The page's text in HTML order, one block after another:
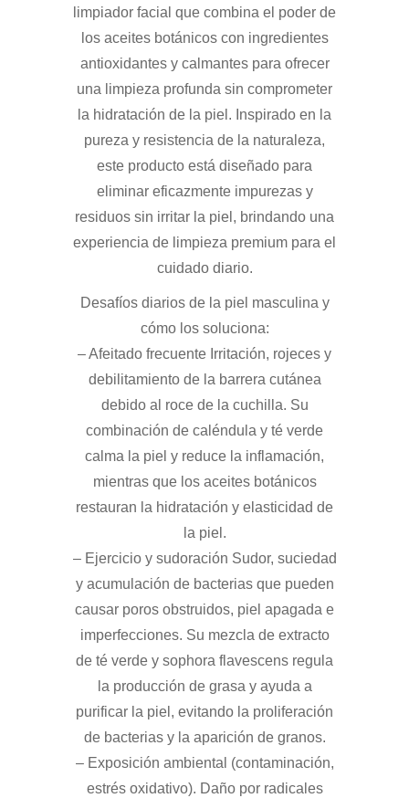
limpiador facial que combina el poder de
los aceites botánicos con ingredientes
antioxidantes y calmantes para ofrecer
una limpieza profunda sin comprometer
la hidratación de la piel. Inspirado en la
pureza y resistencia de la naturaleza,
este producto está diseñado para
eliminar eficazmente impurezas y
residuos sin irritar la piel, brindando una
experiencia de limpieza premium para el
cuidado diario.
Desafíos diarios de la piel masculina y
cómo los soluciona:
– Afeitado frecuente Irritación, rojeces y
debilitamiento de la barrera cutánea
debido al roce de la cuchilla. Su
combinación de caléndula y té verde
calma la piel y reduce la inflamación,
mientras que los aceites botánicos
restauran la hidratación y elasticidad de
la piel.
– Ejercicio y sudoración Sudor, suciedad
y acumulación de bacterias que pueden
causar poros obstruidos, piel apagada e
imperfecciones. Su mezcla de extracto
de té verde y sophora flavescens regula
la producción de grasa y ayuda a
purificar la piel, evitando la proliferación
de bacterias y la aparición de granos.
– Exposición ambiental (contaminación,
estrés oxidativo). Daño por radicales